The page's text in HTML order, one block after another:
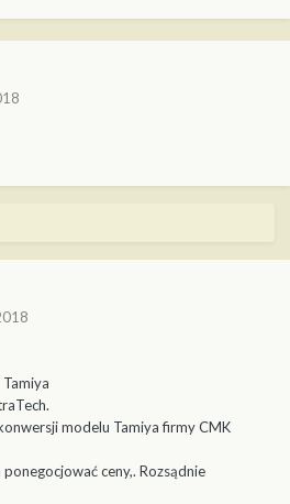
modelu Tamiya firmy CMK
ceny,. Rozsądnie